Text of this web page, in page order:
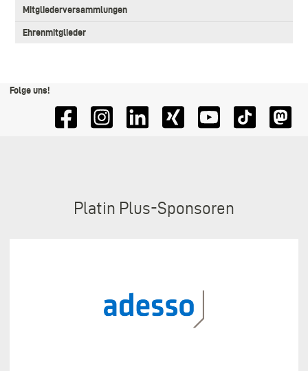
Mitgliederversammlungen
Ehrenmitglieder
Folge uns!
Platin Plus